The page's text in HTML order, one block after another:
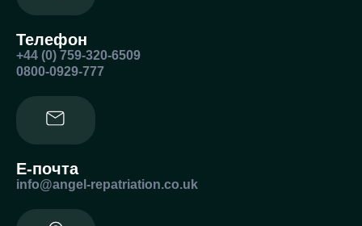
Телефон
+44 (0) 759-320-6509
0800-0929-777
Е-почта
info@angel-repatriation.co.uk